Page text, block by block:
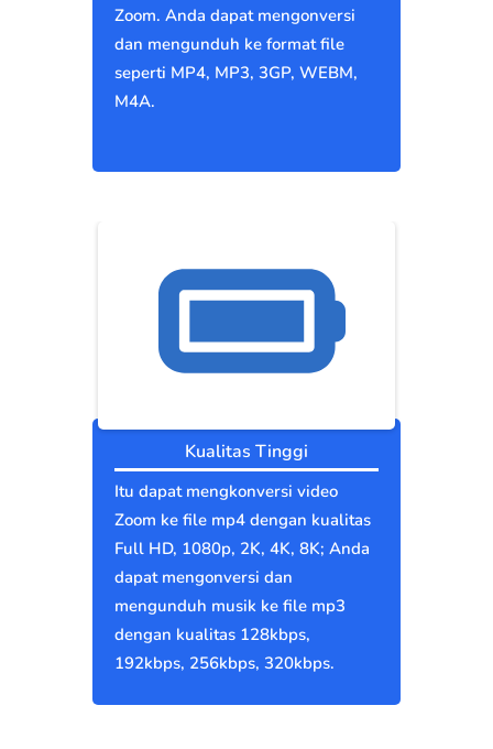
Zoom. Anda dapat mengonversi
dan mengunduh ke format file
seperti MP4, MP3, 3GP, WEBM,
M4A.
Kualitas Tinggi
Itu dapat mengkonversi video
Zoom ke file mp4 dengan kualitas
Full HD, 1080p, 2K, 4K, 8K; Anda
dapat mengonversi dan
mengunduh musik ke file mp3
dengan kualitas 128kbps,
192kbps, 256kbps, 320kbps.